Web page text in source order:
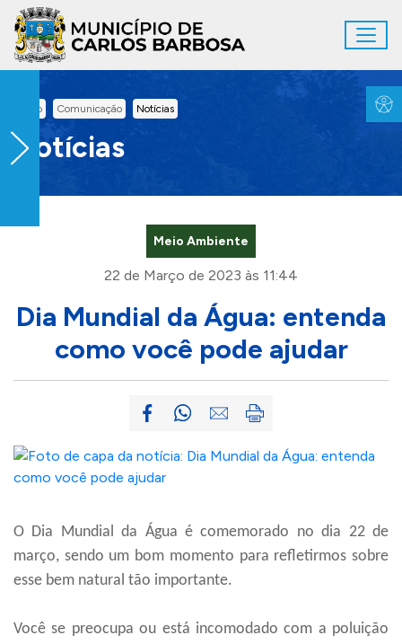
Ir para conteúdo principal
Inicio Comunicação Notícias
Notícias
Meio Ambiente
22 de Março de 2023 às 11:44
Dia Mundial da Água: entenda
como você pode ajudar
O Dia Mundial da Água é comemorado no dia 22 de
março, sendo um bom momento para refletirmos sobre
esse bem natural tão importante.
Você se preocupa ou está incomodado com a poluição